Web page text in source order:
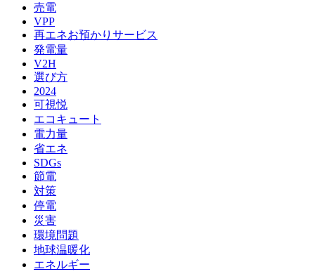
売電
VPP
再エネお預かりサービス
発電量
V2H
選び方
2024
可視悦
エコキュート
電力量
省エネ
SDGs
節電
対策
停電
災害
環境問題
地球温暖化
エネルギー